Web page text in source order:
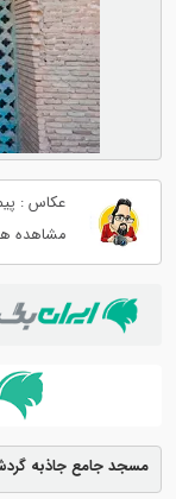
مسجد جامع جاذبه
عکاس :
مشاهده